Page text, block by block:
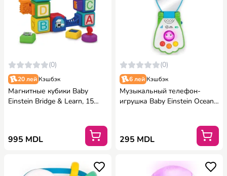
(0)
20 лей Кэшбэк
Магнитные кубики Baby
Einstein Bridge & Learn, 15
995 MDL
(0)
6 лей Кэшбэк
Музыкальный телефон-
игрушка Baby Einstein Ocean
295 MDL